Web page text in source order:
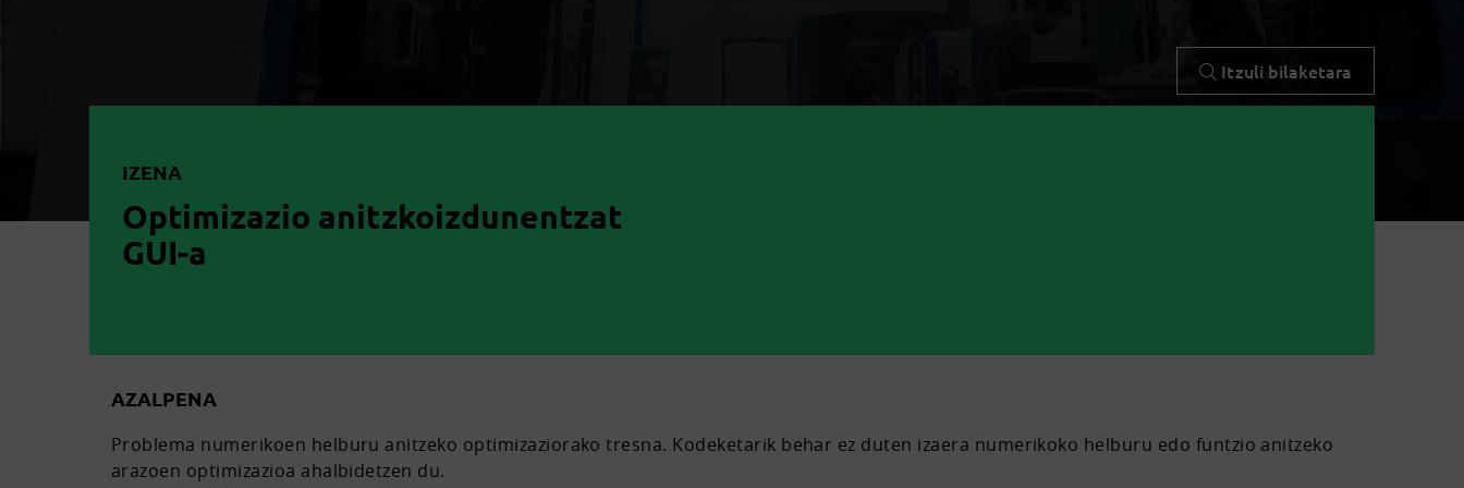
Itzuli bilaketara
IZENA
Optimizazio anitzkoizdunentzat
GUI-a
AZALPENA
Problema numerikoen helburu anitzeko optimizaziorako tresna. Kodeketarik behar ez duten izaera numerikoko helburu edo funtzio anitzeko
arazoen optimizazioa ahalbidetzen du.